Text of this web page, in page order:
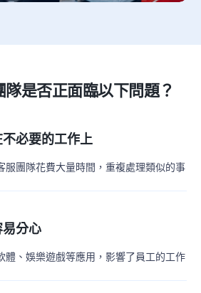
隊是否正面臨以下問題？
必要的工作上
服團隊花費大量時間，重複處理類似的事
易分心
體、娛樂遊戲等應用，影響了員工的工作